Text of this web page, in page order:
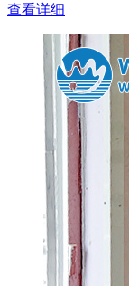
查看详细